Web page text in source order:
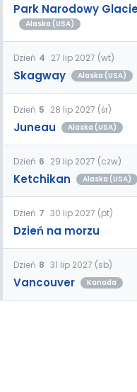
Park Narodowy
Alaska (USA)
Dzień 4 27 lip 2027 (wt)
Skagway Alaska (USA)
Dzień 5 28 lip 2027 (śr)
Juneau Alaska (USA)
Dzień 6 29 lip 2027 (czw)
Ketchikan Alaska (USA)
Dzień 7 30 lip 2027 (pt)
Dzień na morzu
Dzień 8 31 lip 2027 (sb)
Vancouver Kanada